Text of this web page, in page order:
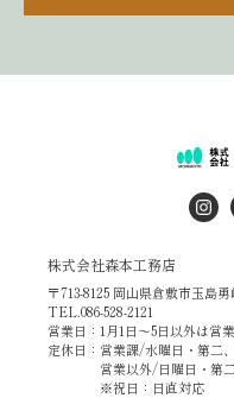
株式会社森本工務店
〒713-8125 岡山県倉敷市玉島勇
TEL.086-528-2121
営業日：1月1日～5日以外は営
定休日：営業課/水曜日・第二
営業以外/日曜日・第
※祝日：日直対応